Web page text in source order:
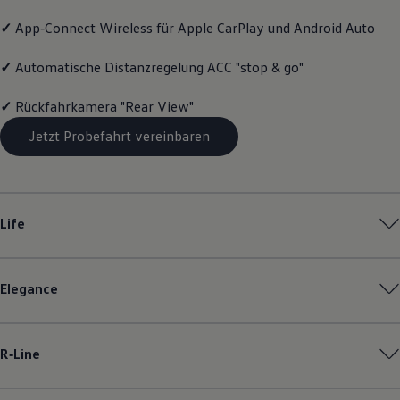
Lifestyle
Familie
Elektromobilität
Pannen- und Unfallhilfe
Volkswagen Kundenbetreuung
✓ App‑Connect Wireless für Apple CarPlay und Android Auto
✓ Automatische Distanzregelung ACC "stop & go"
✓ Rückfahrkamera "Rear View"
Jetzt Probefahrt vereinbaren
Life
Elegance
R‑Line